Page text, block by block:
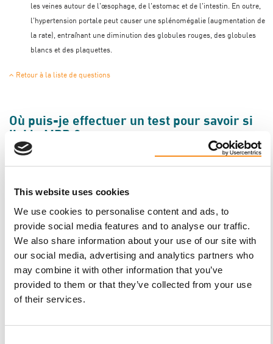
This website uses cookies
We use cookies to personalise content and ads, to
provide social media features and to analyse our traffic.
We also share information about your use of our site with
our social media, advertising and analytics partners who
may combine it with other information that you’ve
provided to them or that they’ve collected from your use
of their services.
les veines autour de l’œsophage, de l’estomac et de l’intestin. En outre,
l’hypertension portale peut causer une splénomégalie (augmentation de
la rate), entraînant une diminution des globules rouges, des globules
blancs et des plaquettes.
Retour à la liste de questions
Où puis-je effectuer un test pour savoir si
j’ai la MPR ?
Existe-t-il un lien entre la MPR et le cancer
?
Le cancer et la MPR impliquent tous deux la croissance de
cellules non régulées, mais il n’y a pas de lien clairement établi
entre les deux maladies.
Retour à la liste de questions